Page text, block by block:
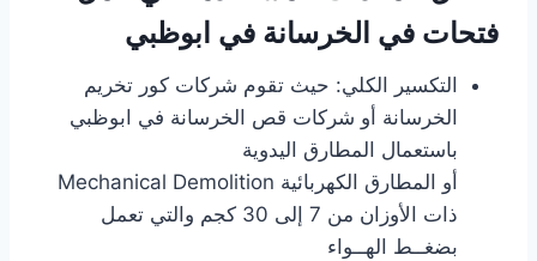
فتحات في الخرسانة في ابوظبي
التكسير الكلي: حيث تقوم شركات كور تخريم
الخرسانة أو شركات قص الخرسانة في ابوظبي
باستعمال المطارق اليدوية
أو المطارق الكهربائية Mechanical Demolition
ذات الأوزان من 7 إلى 30 كجم والتي تعمل
بضغــط الهــواء